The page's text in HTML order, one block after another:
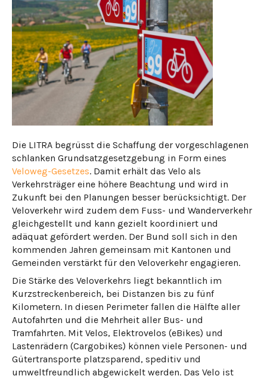
Die LITRA begrüsst die Schaffung der vorgeschlagenen
schlanken Grundsatzgesetzgebung in Form eines
Veloweg-Gesetzes. Damit erhält das Velo als
Verkehrsträger eine höhere Beachtung und wird in
Zukunft bei den Planungen besser berücksichtigt. Der
Veloverkehr wird zudem dem Fuss- und Wanderverkehr
gleichgestellt und kann gezielt koordiniert und
adäquat gefördert werden. Der Bund soll sich in den
kommenden Jahren gemeinsam mit Kantonen und
Gemeinden verstärkt für den Veloverkehr engagieren.
Die Stärke des Veloverkehrs liegt bekanntlich im
Kurzstreckenbereich, bei Distanzen bis zu fünf
Kilometern. In diesen Perimeter fallen die Hälfte aller
Autofahrten und die Mehrheit aller Bus- und
Tramfahrten. Mit Velos, Elektrovelos (eBikes) und
Lastenrädern (Cargobikes) können viele Personen- und
Gütertransporte platzsparend, speditiv und
umweltfreundlich abgewickelt werden. Das Velo ist